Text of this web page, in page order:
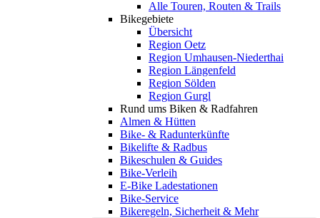
Alle Touren, Routen & Trails
Bikegebiete
Übersicht
Region Oetz
Region Umhausen-Niederthai
Region Längenfeld
Region Sölden
Region Gurgl
Rund ums Biken & Radfahren
Almen & Hütten
Bike- & Radunterkünfte
Bikelifte & Radbus
Bikeschulen & Guides
Bike-Verleih
E-Bike Ladestationen
Bike-Service
Bikeregeln, Sicherheit & Mehr